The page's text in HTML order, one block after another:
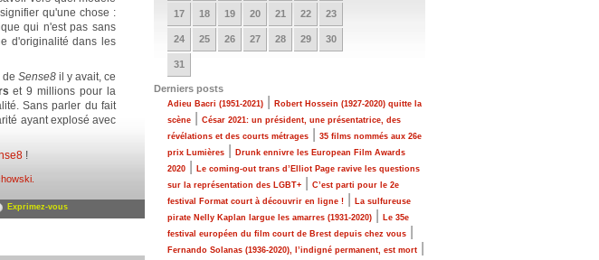
qu'une chose :
qui n'est pas sans
d'originalité dans les
de Sense8 il y avait, ce
et 9 millions pour la
Sans parler du fait
ayant explosé avec
!
.
Exprimez-vous
17 18 19 20 21 22 23
24 25 26 27 28 29 30
31
Derniers posts
Adieu Bacri (1951-2021)
Robert Hossein (1927-2020) quitte la
scène
César 2021: un président, une présentatrice, des
révélations et des courts métrages
35 films nommés aux 26e
prix Lumières
Drunk ennivre les European Film Awards
2020
Le coming-out trans d’Elliot Page ravive les questions
sur la représentation des LGBT+
C’est parti pour le 2e
festival Format court à découvrir en ligne !
La sulfureuse
pirate Nelly Kaplan largue les amarres (1931-2020)
Le 35e
festival européen du film court de Brest depuis chez vous
Fernando Solanas (1936-2020), l’indigné permanent, est mort